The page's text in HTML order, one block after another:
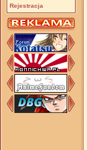
Rejestracja